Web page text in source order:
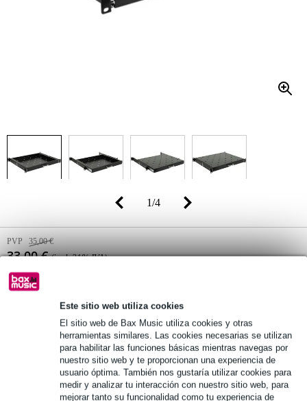
Este sitio web utiliza cookies
El sitio web de Bax Music utiliza cookies y otras
herramientas similares. Las cookies necesarias se utilizan
para habilitar las funciones básicas mientras navegas por
nuestro sitio web y te proporcionan una experiencia de
usuario óptima. También nos gustaría utilizar cookies para
medir y analizar tu interacción con nuestro sitio web, para
mejorar tanto su funcionalidad como tu experiencia de
1/4
PVP 35,00 €
33,00 € (incl. 21% IVA)
Disponibilidad online
Todavía 4 en stock en nuestro almacén
añadir a la cesta